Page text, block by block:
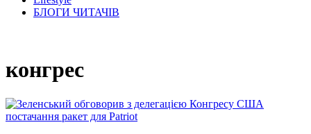
БЛОГИ ЧИТАЧІВ
конгрес